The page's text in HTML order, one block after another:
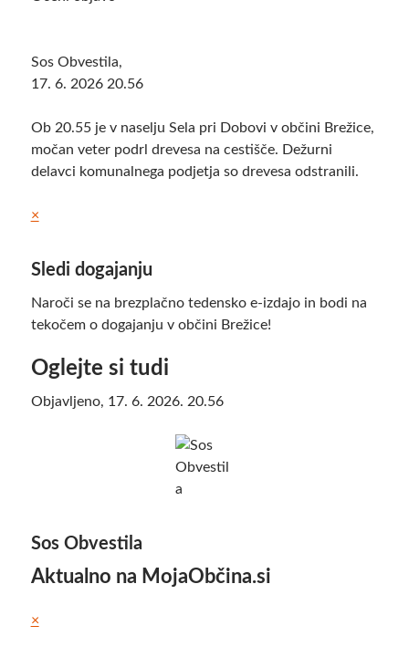
Sos Obvestila,
17. 6. 2026 20.56
Ob 20.55 je v naselju Sela pri Dobovi v občini Brežice,
močan veter podrl drevesa na cestišče. Dežurni
delavci komunalnega podjetja so drevesa odstranili.
×
Sledi dogajanju
Naroči se na brezplačno tedensko e-izdajo in bodi na
tekočem o dogajanju v občini Brežice!
Oglejte si tudi
Objavljeno, 17. 6. 2026. 20.56
Sos Obvestila
Aktualno na MojaObčina.si
×